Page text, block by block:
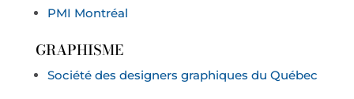
PMI Montréal
GRAPHISME
Société des designers graphiques du Québec